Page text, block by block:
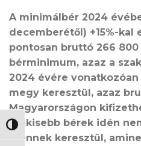
NAGY KONTRASZT
A minimálbér 2024
decemberétől) +15%-kal
pontosan bruttó 266 800
bérminimum, azaz a
2024 évére vonatkozóan
megy keresztül, azaz
Magyarországon
legkisebb bérek idén
mennek keresztül,